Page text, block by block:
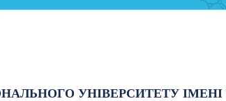
УНІВЕРСИТЕТУ